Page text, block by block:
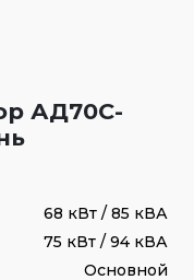
АД70С-
68 кВт / 85 кВА
75 кВт / 94 кВА
Основной